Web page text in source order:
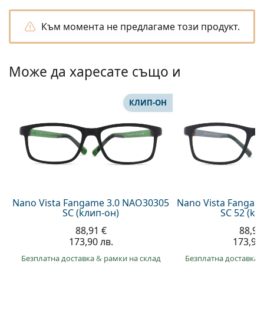
PradaКъм момента не предлагаме този продукт.
Може да харесате също и
Nano Vista Fangame 3.0 NAO30305
SC (kлип-он)
КЛИП-ОН
88,91 €
173,90 лв.
Безплатна доставка& рамки на склад
Nano Vista
SC 52
Безплатна доставка